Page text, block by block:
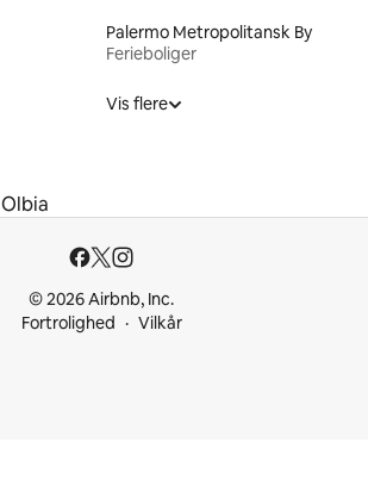
Palermo Metropolitansk By
Ferieboliger
Vis flere
Olbia
© 2026 Airbnb, Inc.
Fortrolighed
Vilkår